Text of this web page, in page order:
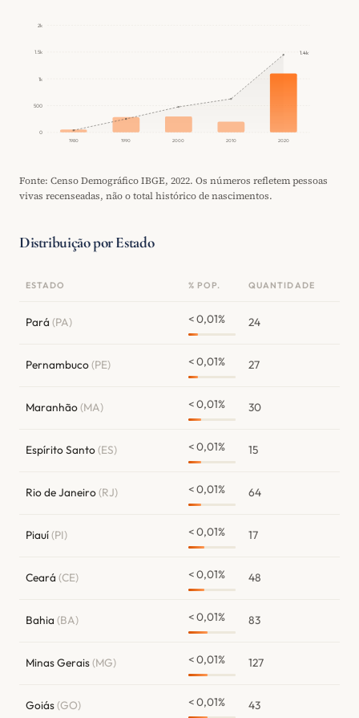
0
500
1k
1.5k
2k
1980 1990 2000 2010 2020
1.4k
Fonte: Censo Demográfico IBGE, 2022. Os números refletem pessoas
vivas recenseadas, não o total histórico de nascimentos.
Distribuição por Estado
ESTADO % POP. QUANTIDADE
Pará (PA) < 0,01% 24
Pernambuco(PE) < 0,01% 27
Maranhão(MA) < 0,01% 30
Espírito Santo(ES) < 0,01% 15
Rio de Janeiro(RJ) < 0,01% 64
Piauí(PI) < 0,01% 17
Ceará (CE) < 0,01% 48
Bahia (BA) < 0,01% 83
Minas Gerais(MG) < 0,01% 127
Goiás(GO) < 0,01% 43